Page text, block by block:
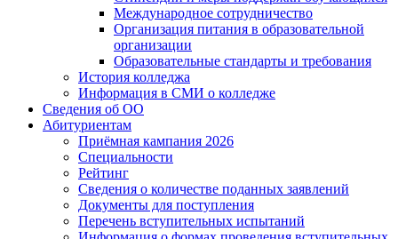
Международное сотрудничество
Организация питания в образовательной
организации
Образовательные стандарты и требования
История колледжа
Информация в СМИ о колледже
Сведения об ОО
Абитуриентам
Приёмная кампания 2026
Специальности
Рейтинг
Сведения о количестве поданных заявлений
Документы для поступления
Перечень вступительных испытаний